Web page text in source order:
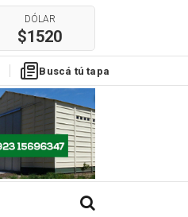
EURO
$1780
DÓLAR
$1520
Buscá tú tapa